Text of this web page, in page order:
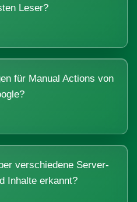
Leser?
für Manual Actions von
verschiedene Server-
Inhalte erkannt?